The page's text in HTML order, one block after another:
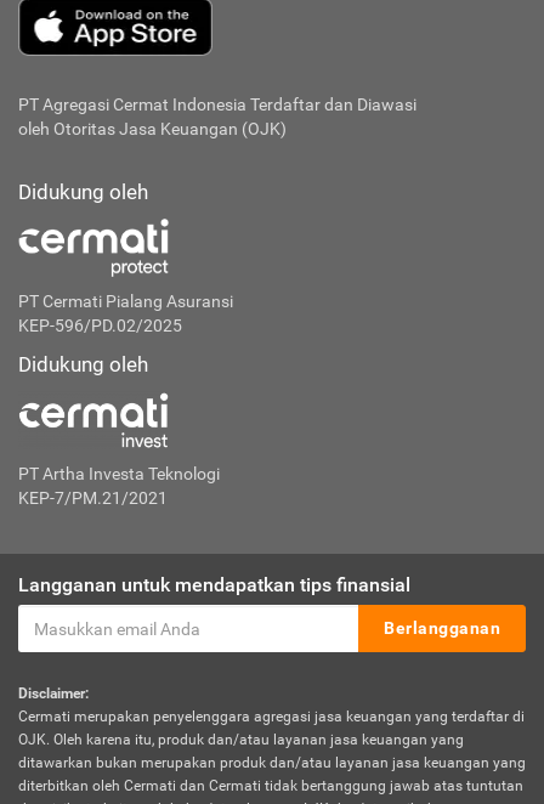
PT Agregasi Cermat Indonesia Terdaftar dan Diawasi
oleh Otoritas Jasa Keuangan (OJK)
Didukung oleh
PT Cermati Pialang Asuransi
KEP-596/PD.02/2025
Didukung oleh
PT Artha Investa Teknologi
KEP-7/PM.21/2021
Langganan untuk mendapatkan tips finansial
Berlangganan
Disclaimer:
Cermati merupakan penyelenggara agregasi jasa keuangan yang terdaftar di
OJK. Oleh karena itu, produk dan/atau layanan jasa keuangan yang
ditawarkan bukan merupakan produk dan/atau layanan jasa keuangan yang
diterbitkan oleh Cermati dan Cermati tidak bertanggung jawab atas tuntutan